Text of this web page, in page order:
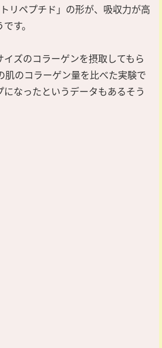
リペプチド」の形が、吸収力が高
す。
ズのコラーゲンを摂取してもら
肌のコラーゲン量を比べた実験で
なったというデータもあるそう